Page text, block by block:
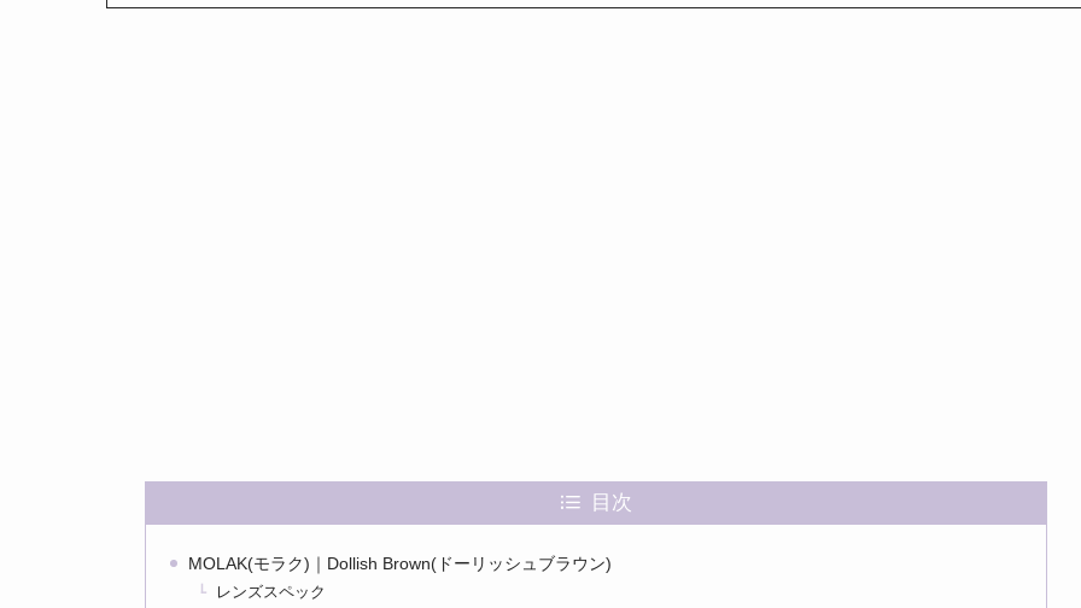
目次
MOLAK(モラク)｜Dollish Brown(ドーリッシュブラウン)
レンズスペック